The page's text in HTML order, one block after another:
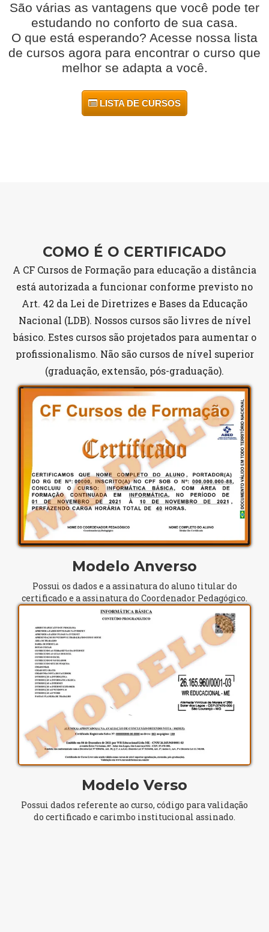
São várias as vantagens que você pode ter
estudando no conforto de sua casa.
O que está esperando? Acesse nossa lista
de cursos agora para encontrar o curso que
melhor se adapta a você.
LISTA DE CURSOS
COMO É O CERTIFICADO
A CF Cursos de Formação para educação a distância
está autorizada a funcionar conforme previsto no
Art. 42 da Lei de Diretrizes e Bases da Educação
Nacional (LDB). Nossos cursos são livres de nível
básico. Estes cursos são projetados para aumentar o
profissionalismo. Não são cursos de nível superior
(graduação, extensão, pós-graduação).
Modelo Anverso
Possui os dados e a assinatura do aluno titular do
certificado e a assinatura do Coordenador Pedagógico.
Modelo Verso
Possui dados referente ao curso, código para validação
do certificado e carimbo institucional assinado.